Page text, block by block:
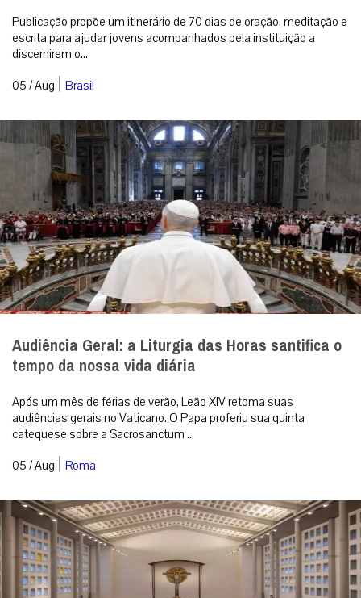
Audiência Geral: a Liturgia das Horas santifica o
tempo da nossa vida diária
Após um mês de férias de verão, Leão XIV retoma suas
audiências gerais no Vaticano. O Papa proferiu sua quinta
catequese sobre a Sacrosanctum ...
05 / Aug|Roma
Alemanha ecumênica ou Alemanha pós-cristã? O
dilema por trás dos altares compartilhados